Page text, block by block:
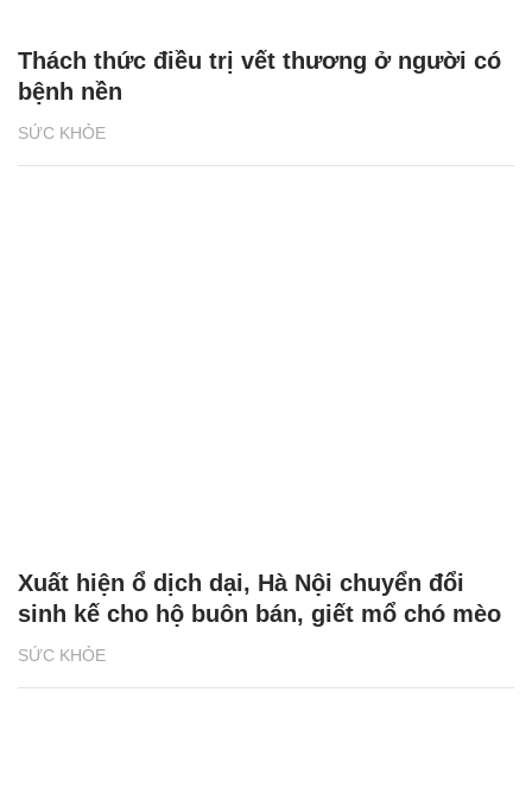
SỨC KHỎE
Thách thức điều trị vết thương ở người có
bệnh nền
SỨC KHỎE
Xuất hiện ổ dịch dại, Hà Nội chuyển đổi
sinh kế cho hộ buôn bán, giết mổ chó mèo